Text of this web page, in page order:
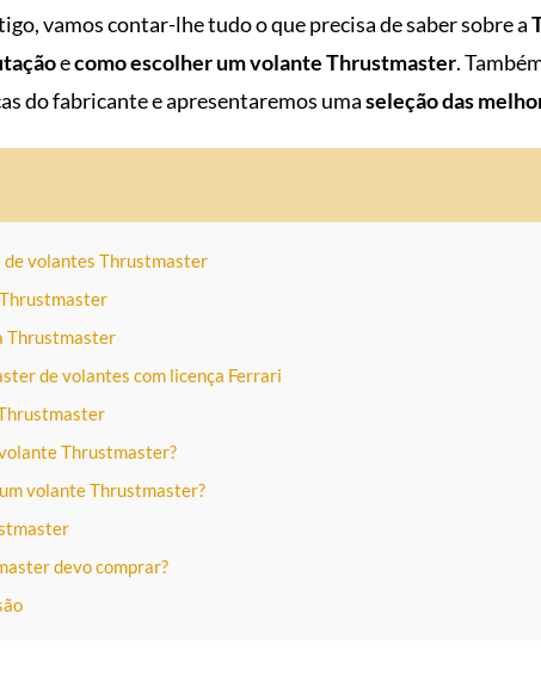
vamos contar-lhe tudo o que precisa de saber sobre a
ecomo escolher um volante Thrustmaster.
do fabricante e apresentaremos umaseleção das
de volantes Thrustmaster
Thrustmaster
de volantes com licença Ferrari
Thrustmaster?
volante Thrustmaster?
devo comprar?